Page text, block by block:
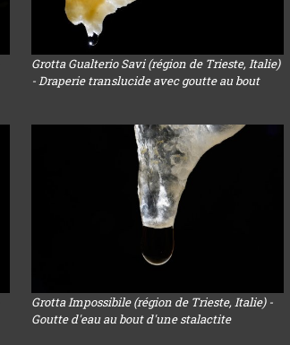
Grotta Gualterio Savi (région de Trieste, Italie)
- Draperie translucide avec goutte au bout
Grotta Impossibile (région de Trieste, Italie) -
Goutte d'eau au bout d'une stalactite